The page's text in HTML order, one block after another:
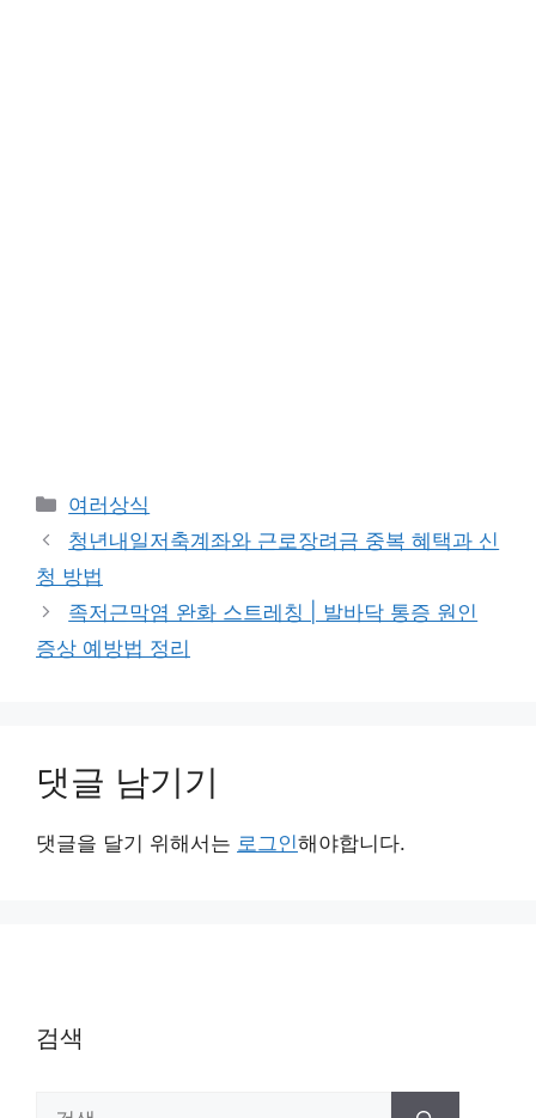
카
테
리
여러상식
청년내일저축계좌와 근로장려금 중복 혜택과 신
청 방법
족저근막염 완화 스트레칭 | 발바닥 통증 원인
증상 예방법 정리
댓글 남기기
댓글을 달기 위해서는 로그인해야합니다.
검색